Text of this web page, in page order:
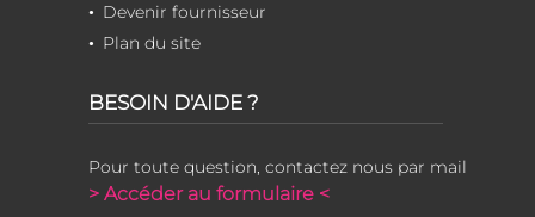
Devenir fournisseur
Plan du site
BESOIN D'AIDE ?
Pour toute question, contactez nous par mail
> Accéder au formulaire <